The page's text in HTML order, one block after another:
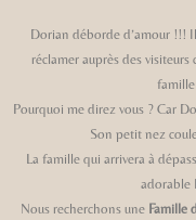
Dorian déborde d’amour !!!
réclamer auprès des
Pourquoi me direz vous ? Car
Son petit nez
La famille qui arrivera à
adorable
Nous recherchons une Famille